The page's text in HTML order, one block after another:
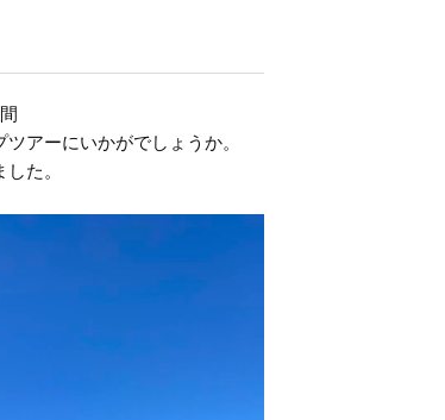
アーにいかがでしょうか。
た。